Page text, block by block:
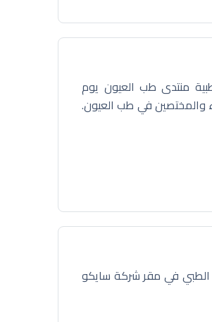
منتدى طب العيون يوم
من الأطباء والمختصين في طب العيون.
الطبي في مقر شركة سايكو